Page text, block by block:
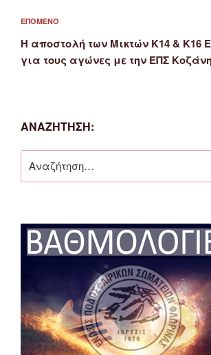
Επόμενο
άρθρο
ΕΠΌΜΕΝΟ
Η αποστολή των Μικτών Κ14 & Κ16
για τους αγώνες με την ΕΠΣ
ΑΝΑΖΉΤΗΣΗ:
για: